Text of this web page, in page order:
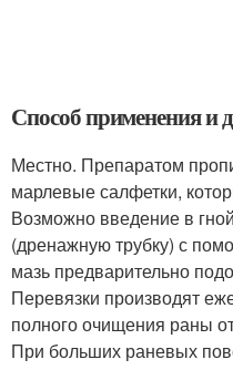
Способ применения и
Местно. Препаратом
марлевые салфетки,
Возможно введение в
(дренажную трубку) с
мазь предварительно
Перевязки производят
полного очищения раны
При больших раневых